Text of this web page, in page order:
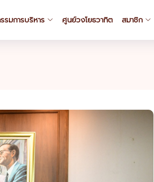
รมการบริหาร ศูนย์วงโยธวาทิต สมาชิก